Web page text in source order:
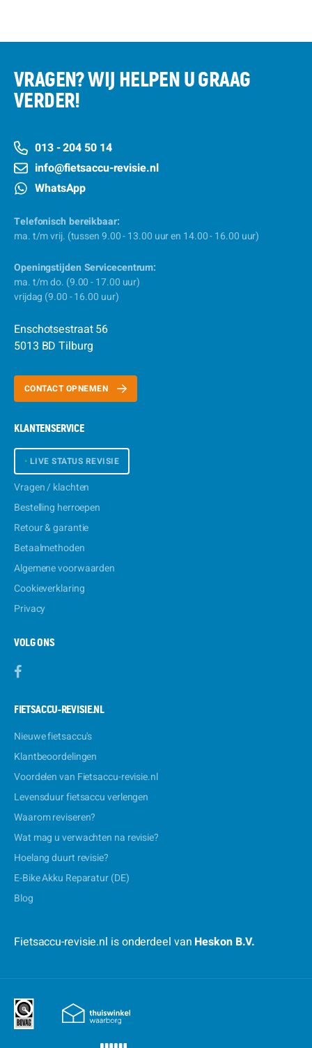
VRAGEN? WIJ HELPEN U GRAAG
VERDER!
013 - 204 50 14
info@fietsaccu-revisie.nl
WhatsApp
Telefonisch bereikbaar:
ma. t/m vrij. (tussen 9.00 - 13.00 uur en 14.00 - 16.00 uur)
Openingstijden Servicecentrum:
ma. t/m do. (9.00 - 17.00 uur)
vrijdag (9.00 - 16.00 uur)
Enschotsestraat 56
5013 BD Tilburg
CONTACT OPNEMEN
KLANTENSERVICE
• LIVE STATUS REVISIE
Vragen / klachten
Bestelling herroepen
Retour & garantie
Betaalmethoden
Algemene voorwaarden
Cookieverklaring
Privacy
VOLG ONS
FIETSACCU-REVISIE.NL
Nieuwe fietsaccu's
Klantbeoordelingen
Voordelen van Fietsaccu-revisie.nl
Levensduur fietsaccu verlengen
Waarom reviseren?
Wat mag u verwachten na revisie?
Hoelang duurt revisie?
E-Bike Akku Reparatur (DE)
Blog
Fietsaccu-revisie.nl is onderdeel van Heskon B.V.